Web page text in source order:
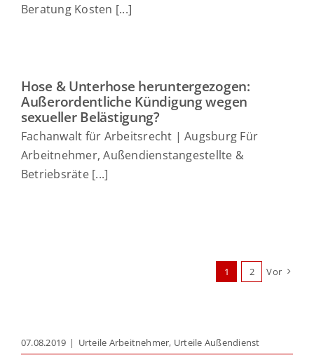
Beratung Kosten [...]
Hose & Unterhose heruntergezogen:
Außerordentliche Kündigung wegen
sexueller Belästigung?
Fachanwalt für Arbeitsrecht | Augsburg Für
Arbeitnehmer, Außendienstangestellte &
Betriebsräte [...]
1 2 Vor
07.08.2019 | Urteile Arbeitnehmer, Urteile Außendienst